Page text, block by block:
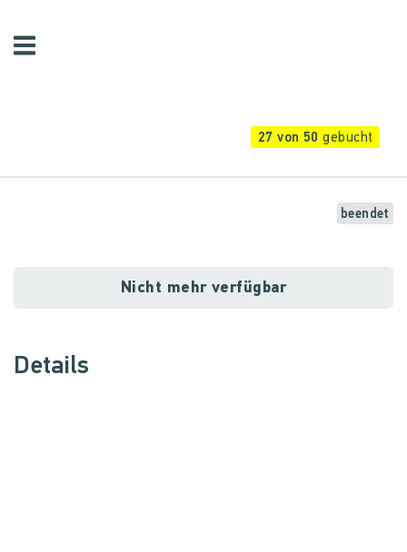
27 von 50gebucht
beendet
Nicht mehr verfügbar
Details